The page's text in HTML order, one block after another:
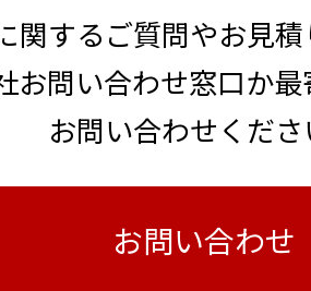
関するご質問やお見
お問い合わせ窓口か
お問い合わせくだ
お問い合わせ